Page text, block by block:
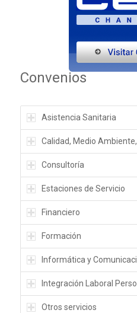
Convenios
Asistencia Sanitaria
Calidad, Medio
Consultoría
Estaciones de Servicio
Financiero
Formación
Informática y
Integración Laboral
Otros servicios